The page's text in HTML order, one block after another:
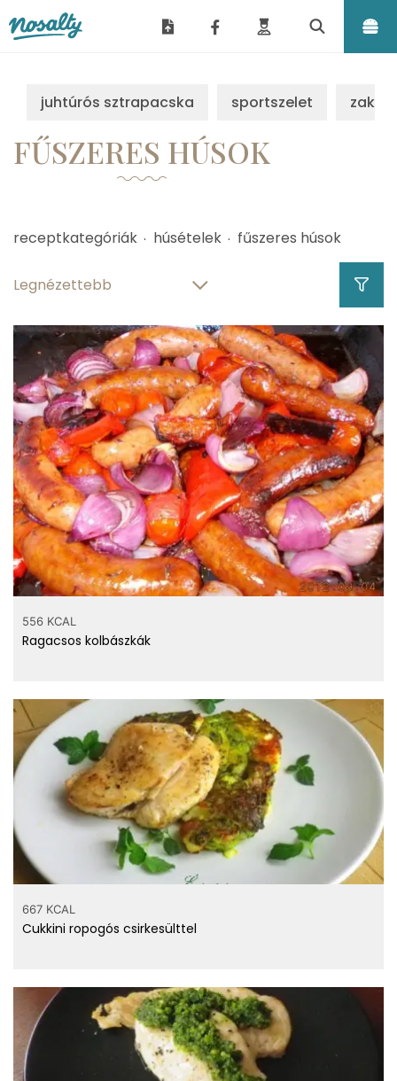
juhtúrós sztrapacska sportszelet
FŰSZERES HÚSOK
receptkategóriák húsételek fűszeres húsok
556 KCAL
Ragacsos kolbászkák
667 KCAL
Cukkini ropogós csirkesülttel